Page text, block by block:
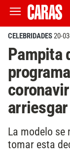
CELEBRIDADES20-
Pampita
La modelo se
tomar esta